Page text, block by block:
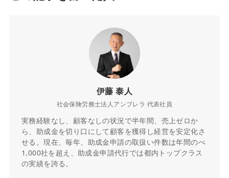
伊藤 泰人
社会保険労務士法人アンブレラ 代表社員
実務経験なし、顧客なしの状況で半年間、売上ゼロか
ら、助成金を切り口にして顧客を獲得し経営を安定化さ
せる。現在、毎年、助成金申請の取扱い件数は年間のべ
1,000社を超え、助成金申請代行では都内トップクラス
の実績を誇る。